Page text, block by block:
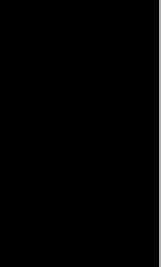
путь 6: Неоткрытая
Ülke
Vl: Aquel país
país desconocido
Ingl:
Country